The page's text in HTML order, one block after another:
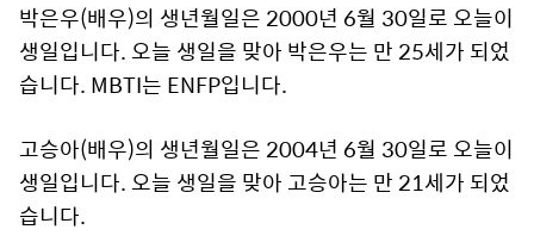
박은우(배우)의 생년월일은 2000년 6월 30일로 오늘이
생일입니다. 오늘 생일을 맞아 박은우는 만 25세가 되었
습니다. MBTI는 ENFP입니다.
고승아(배우)의 생년월일은 2004년 6월 30일로 오늘이
생일입니다. 오늘 생일을 맞아 고승아는 만 21세가 되었
습니다.